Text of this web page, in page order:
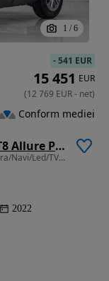
1 / 6
Peugeot 3008 1.2 PureTech 130 EAT8 Allure Pack
1199 cm3 • 130 CP • LED/CarPlay/Android/Camera/Navi/Led/TVA/Leasing - Rate FARA AVANS
2022
-541 EUR
15 451 EUR
(12 769 EUR- net)
Conform mediei